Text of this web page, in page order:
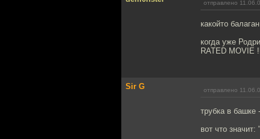
отправлено
какойто
когда уже
RATED MOVIE
Sir G отправлено
трубка в башке
вот что